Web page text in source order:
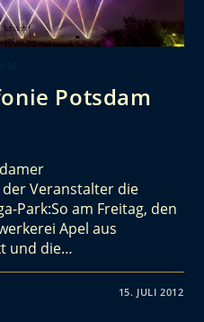
Potsdam
Veranstalter die
Park:So am Freitag, den
Apel aus
und die…
15. JULI 2012